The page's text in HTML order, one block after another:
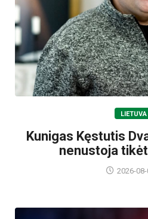
LIETUVA
Kunigas Kęstutis
nenustoja
2026-